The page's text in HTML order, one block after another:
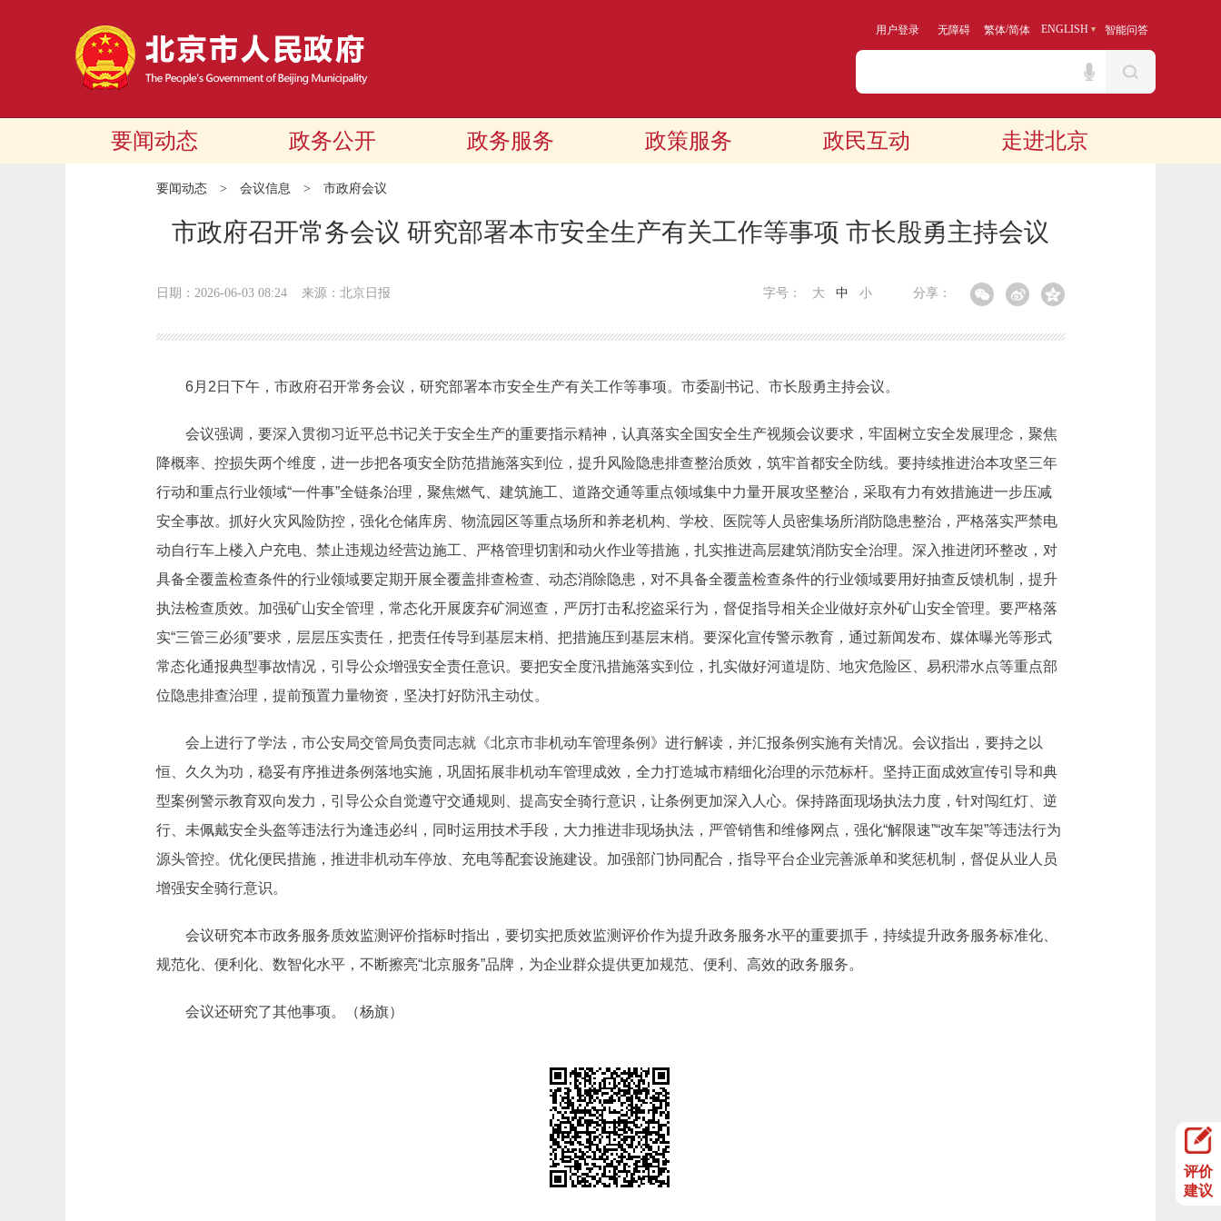
用户登录 无障碍 繁体/简体 ENGLISH 智能问答
要闻动态 政务公开 政务服务 政策服务 政民互动 走进北京
要闻动态 > 会议信息 > 市政府会议
市政府召开常务会议 研究部署本市安全生产有关工作等事项 市长殷勇主持会议
日期：2026-06-03 08:24 来源：北京日报 分享：
字号： 大 中 小
6月2日下午，市政府召开常务会议，研究部署本市安全生产有关工作等事项。市委副书记、市长殷勇主持会议。
会议强调，要深入贯彻习近平总书记关于安全生产的重要指示精神，认真落实全国安全生产视频会议要求，牢固树立安全发展理念，聚焦
降概率、控损失两个维度，进一步把各项安全防范措施落实到位，提升风险隐患排查整治质效，筑牢首都安全防线。要持续推进治本攻坚三年
行动和重点行业领域“一件事”全链条治理，聚焦燃气、建筑施工、道路交通等重点领域集中力量开展攻坚整治，采取有力有效措施进一步压减
安全事故。抓好火灾风险防控，强化仓储库房、物流园区等重点场所和养老机构、学校、医院等人员密集场所消防隐患整治，严格落实严禁电
动自行车上楼入户充电、禁止违规边经营边施工、严格管理切割和动火作业等措施，扎实推进高层建筑消防安全治理。深入推进闭环整改，对
具备全覆盖检查条件的行业领域要定期开展全覆盖排查检查、动态消除隐患，对不具备全覆盖检查条件的行业领域要用好抽查反馈机制，提升
执法检查质效。加强矿山安全管理，常态化开展废弃矿洞巡查，严厉打击私挖盗采行为，督促指导相关企业做好京外矿山安全管理。要严格落
实“三管三必须”要求，层层压实责任，把责任传导到基层末梢、把措施压到基层末梢。要深化宣传警示教育，通过新闻发布、媒体曝光等形式
常态化通报典型事故情况，引导公众增强安全责任意识。要把安全度汛措施落实到位，扎实做好河道堤防、地灾危险区、易积滞水点等重点部
位隐患排查治理，提前预置力量物资，坚决打好防汛主动仗。
会上进行了学法，市公安局交管局负责同志就《北京市非机动车管理条例》进行解读，并汇报条例实施有关情况。会议指出，要持之以
恒、久久为功，稳妥有序推进条例落地实施，巩固拓展非机动车管理成效，全力打造城市精细化治理的示范标杆。坚持正面成效宣传引导和典
型案例警示教育双向发力，引导公众自觉遵守交通规则、提高安全骑行意识，让条例更加深入人心。保持路面现场执法力度，针对闯红灯、逆
行、未佩戴安全头盔等违法行为逢违必纠，同时运用技术手段，大力推进非现场执法，严管销售和维修网点，强化“解限速”“改车架”等违法行为
源头管控。优化便民措施，推进非机动车停放、充电等配套设施建设。加强部门协同配合，指导平台企业完善派单和奖惩机制，督促从业人员
增强安全骑行意识。
会议研究本市政务服务质效监测评价指标时指出，要切实把质效监测评价作为提升政务服务水平的重要抓手，持续提升政务服务标准化、
规范化、便利化、数智化水平，不断擦亮“北京服务”品牌，为企业群众提供更加规范、便利、高效的政务服务。
会议还研究了其他事项。（杨旗）
评价
建议